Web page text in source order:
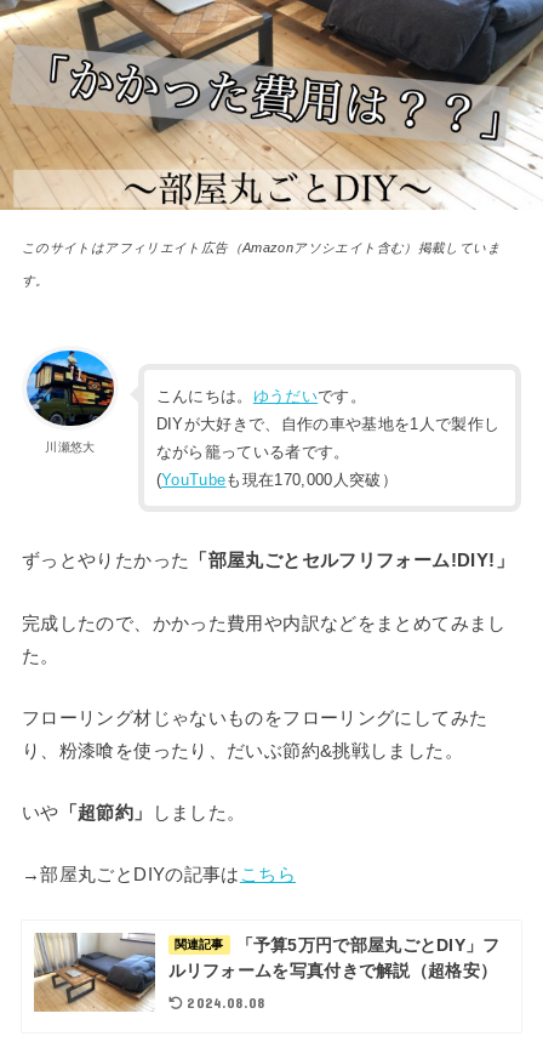
このサイトはアフィリエイト広告（Amazonアソシエイト含む）掲載していま
す。
川瀬悠大
こんにちは。 ゆうだいです。
DIYが大好きで、自作の車や基地を1人で製作し
ながら籠っている者です。
(YouTubeも現在170,000人突破）
ずっとやりたかった 「部屋丸ごとセルフリフォーム!DIY!」
完成したので、かかった費用や内訳などをまとめてみまし
た。
フローリング材じゃないものをフローリングにしてみた
り、粉漆喰を使ったり、だいぶ節約&挑戦しました。
いや 「超節約」 しました。
→部屋丸ごとDIYの記事は こちら
関連記事
「予算5万円で部屋丸ごとDIY」フ
ルリフォームを写真付きで解説（超格安）
2024.08.08